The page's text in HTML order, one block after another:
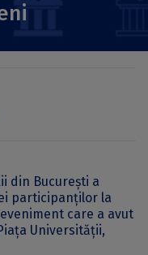
din București a
participanților la
care a avut
Universității,